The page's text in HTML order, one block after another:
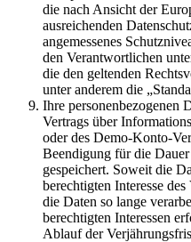
die nach Ansicht der
ausreichenden
angemessenes
den Verantwortlichen
die den geltenden
unter anderem die
Ihre personenbezogenen
Vertrags über
oder des Demo-Konto-
Beendigung für die
gespeichert. Soweit die
berechtigten Interesse
die Daten so lange
berechtigten Interessen
Ablauf der